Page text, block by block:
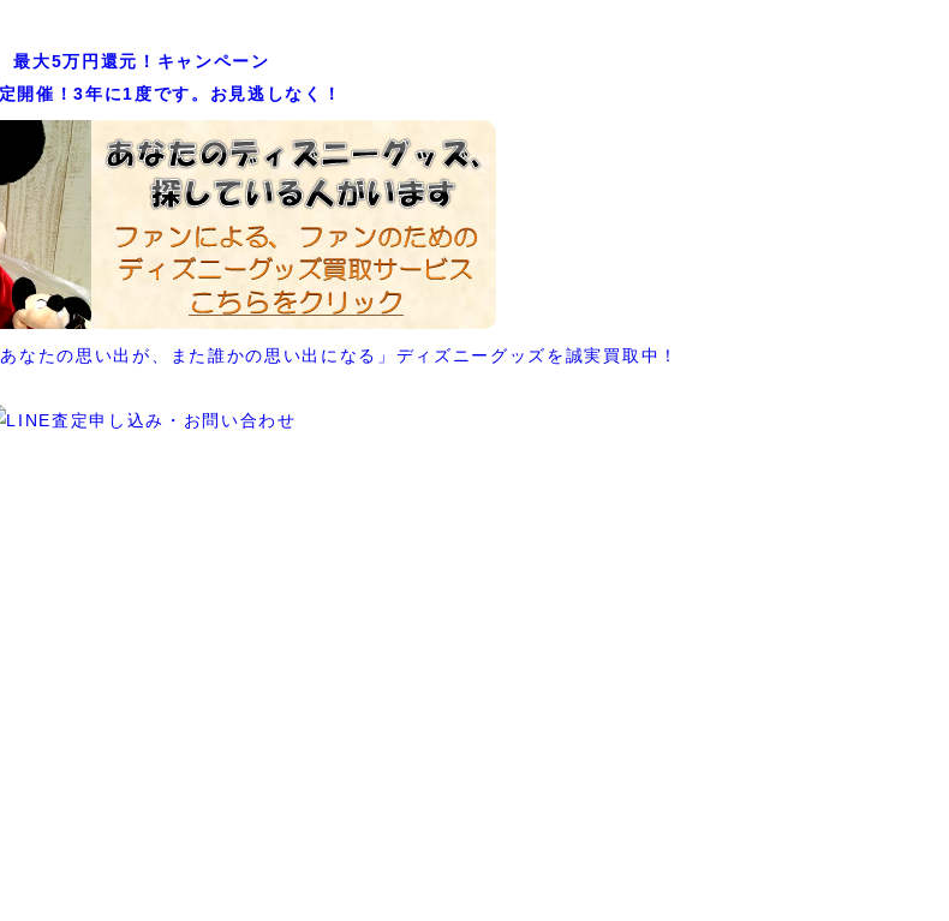
最大5万円還元！キャンペーン
開催！3年に1度です。お見逃しなく！
なたの思い出が、また誰かの思い出になる」ディズニーグッズを誠実買取中！